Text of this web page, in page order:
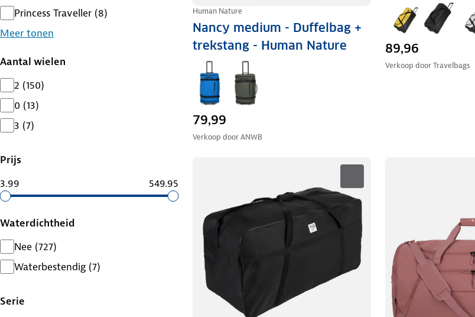
Princess Traveller (8)
Meer tonen
Aantal wielen
2 (150)
0 (13)
3 (7)
Prijs
3.99
549.95
Waterdichtheid
Nee (727)
Waterbestendig (7)
Serie
Human Nature
Nancy medium - Duffelbag +
trekstang - Human Nature
79,99
Verkoop doorANWB
89,96
Verkoop doorTravelbags